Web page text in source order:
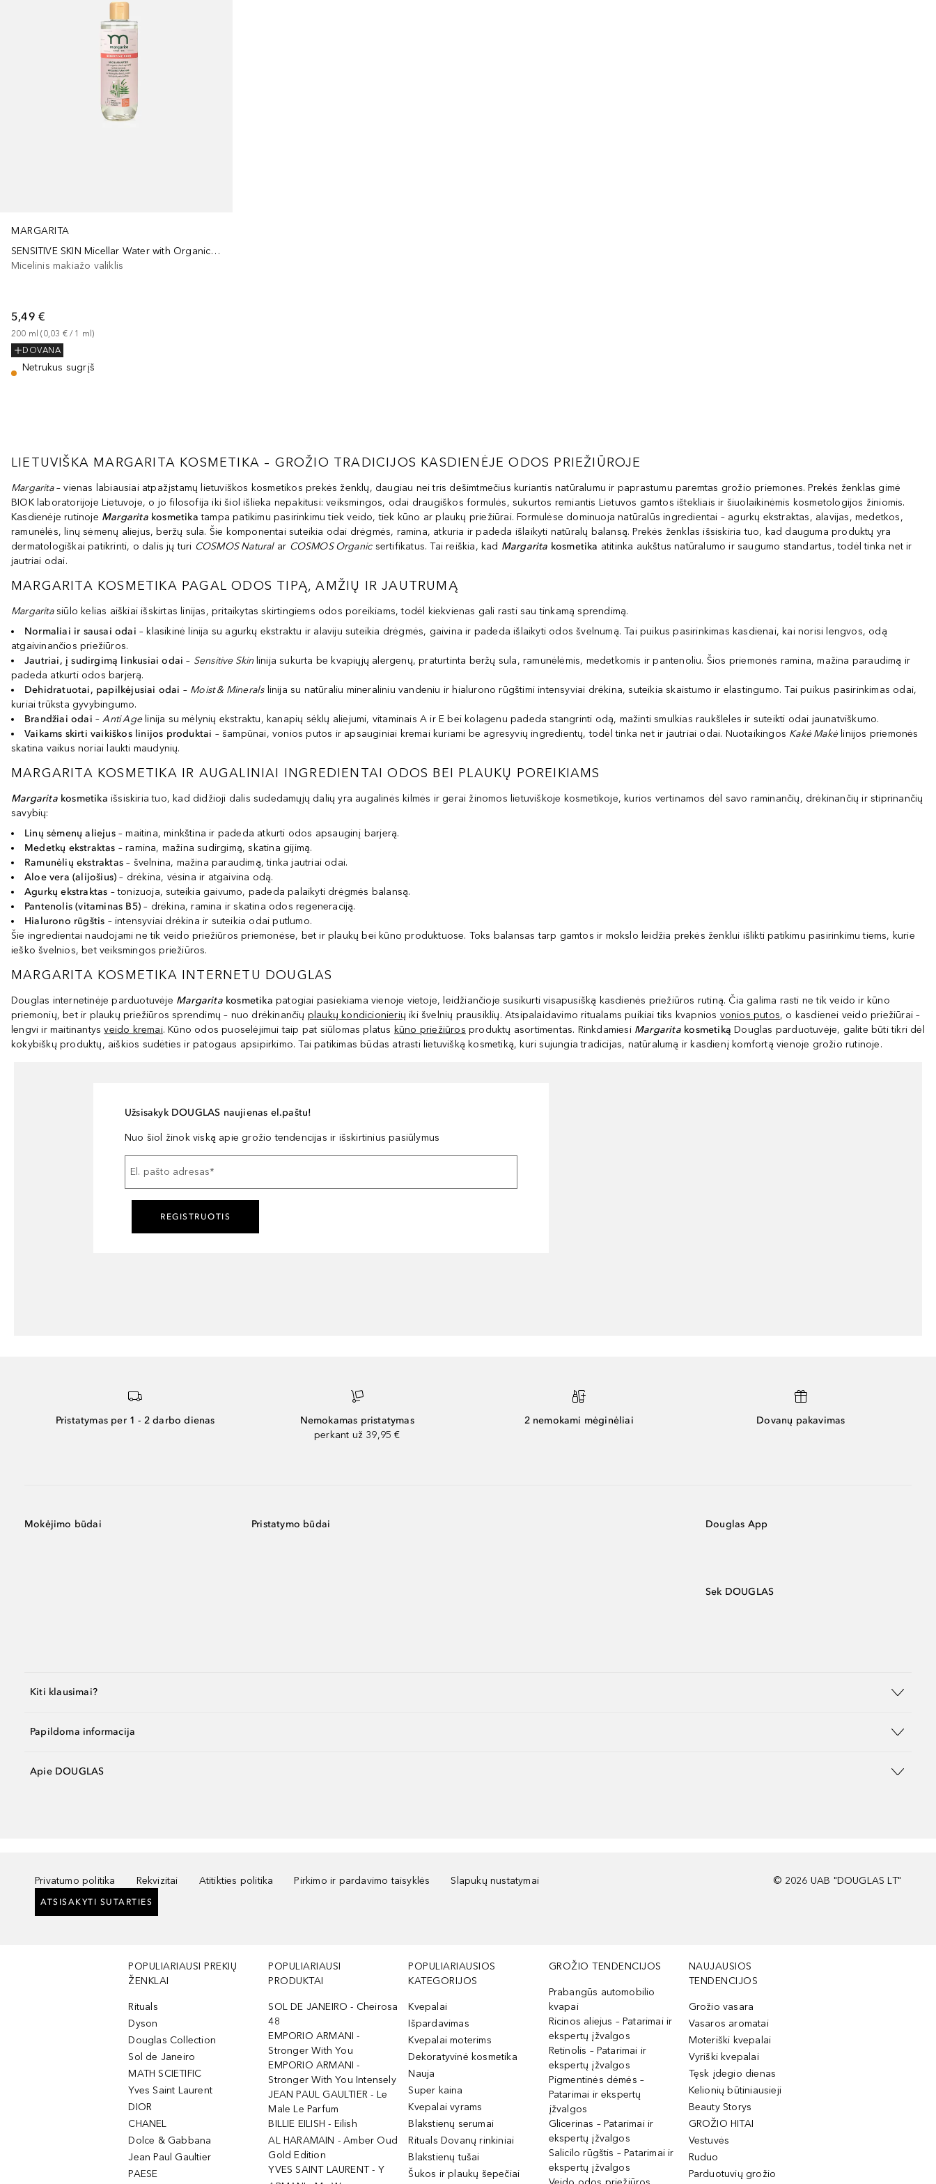
MARGARITA
SENSITIVE SKIN Micellar Water with Organic Birch Sap and Herbal Extracts
Micelinis makiažo valiklis
5,49 €
200 ml (0,03 € / 1 ml)
DOVANA
Netrukus sugrįš
LIETUVIŠKA MARGARITA KOSMETIKA – GROŽIO TRADICIJOS KASDIENĖJE ODOS PRIEŽIŪROJE
Margarita– vienas labiausiai atpažįstamų lietuviškos kosmetikos prekės ženklų, daugiau nei tris dešimtmečius kuriantis natūralumu ir paprastumu paremtas grožio priemones. Prekės ženklas gimė
BIOK laboratorijoje Lietuvoje, o jo filosofija iki šiol išlieka nepakitusi: veiksmingos, odai draugiškos formulės, sukurtos remiantis Lietuvos gamtos ištekliais ir šiuolaikinėmis kosmetologijos žiniomis.
Kasdienėje rutinoje Margaritakosmetika tampa patikimu pasirinkimu tiek veido, tiek kūno ar plaukų priežiūrai. Formulėse dominuoja natūralūs ingredientai – agurkų ekstraktas, alavijas, medetkos,
ramunėlės, linų sėmenų aliejus, beržų sula. Šie komponentai suteikia odai drėgmės, ramina, atkuria ir padeda išlaikyti natūralų balansą. Prekės ženklas išsiskiria tuo, kad dauguma produktų yra
dermatologiškai patikrinti, o dalis jų turi COSMOS Naturalar COSMOS Organicsertifikatus. Tai reiškia, kad Margarita kosmetika atitinka aukštus natūralumo ir saugumo standartus, todėl tinka net ir
jautriai odai.
MARGARITA KOSMETIKA PAGAL ODOS TIPĄ, AMŽIŲ IR JAUTRUMĄ
Margaritasiūlo kelias aiškiai išskirtas linijas, pritaikytas skirtingiems odos poreikiams, todėl kiekvienas gali rasti sau tinkamą sprendimą.
Normaliai ir sausai odai– klasikinė linija su agurkų ekstraktu ir alaviju suteikia drėgmės, gaivina ir padeda išlaikyti odos švelnumą. Tai puikus pasirinkimas kasdienai, kai norisi lengvos, odą
atgaivinančios priežiūros.
Jautriai, į sudirgimą linkusiai odai– Sensitive Skin linija sukurta be kvapiųjų alergenų, praturtinta beržų sula, ramunėlėmis, medetkomis ir pantenoliu. Šios priemonės ramina, mažina paraudimą ir
padeda atkurti odos barjerą.
Dehidratuotai, papilkėjusiai odai – Moist & Mineralslinija su natūraliu mineraliniu vandeniu ir hialurono rūgštimi intensyviai drėkina, suteikia skaistumo ir elastingumo. Tai puikus pasirinkimas odai,
kuriai trūksta gyvybingumo.
Brandžiai odai –Anti Agelinija su mėlynių ekstraktu, kanapių sėklų aliejumi, vitaminais A ir E bei kolagenu padeda stangrinti odą, mažinti smulkias raukšleles ir suteikti odai jaunatviškumo.
Vaikams skirti vaikiškos linijos produktai – šampūnai, vonios putos ir apsauginiai kremai kuriami be agresyvių ingredientų, todėl tinka net ir jautriai odai. Nuotaikingos Kakė Makėlinijos priemonės
skatina vaikus noriai laukti maudynių.
MARGARITA KOSMETIKA IR AUGALINIAI INGREDIENTAI ODOS BEI PLAUKŲ POREIKIAMS
Margaritakosmetika išsiskiria tuo, kad didžioji dalis sudedamųjų dalių yra augalinės kilmės ir gerai žinomos lietuviškoje kosmetikoje, kurios vertinamos dėl savo raminančių, drėkinančių ir stiprinančių
savybių:
Linų sėmenų aliejus– maitina, minkština ir padeda atkurti odos apsauginį barjerą.
Medetkų ekstraktas – ramina, mažina sudirgimą, skatina gijimą.
Ramunėlių ekstraktas – švelnina, mažina paraudimą, tinka jautriai odai.
Aloe vera (alijošius) – drėkina, vėsina ir atgaivina odą.
Agurkų ekstraktas – tonizuoja, suteikia gaivumo, padeda palaikyti drėgmės balansą.
Pantenolis (vitaminas B5) – drėkina, ramina ir skatina odos regeneraciją.
Hialurono rūgštis – intensyviai drėkina ir suteikia odai putlumo.
Šie ingredientai naudojami ne tik veido priežiūros priemonėse, bet ir plaukų bei kūno produktuose. Toks balansas tarp gamtos ir mokslo leidžia prekės ženklui išlikti patikimu pasirinkimu tiems, kurie
ieško švelnios, bet veiksmingos priežiūros.
MARGARITA KOSMETIKA INTERNETU DOUGLAS
Douglas internetinėje parduotuvėje Margaritakosmetika patogiai pasiekiama vienoje vietoje, leidžiančioje susikurti visapusišką kasdienės priežiūros rutiną. Čia galima rasti ne tik veido ir kūno
priemonių, bet ir plaukų priežiūros sprendimų – nuo drėkinančių plaukų kondicionierių iki švelnių prausiklių. Atsipalaidavimo ritualams puikiai tiks kvapnios vonios putos, o kasdienei veido priežiūrai –
lengvi ir maitinantysveido kremai. Kūno odos puoselėjimui taip pat siūlomas platus kūno priežiūros produktų asortimentas. Rinkdamiesi Margaritakosmetiką Douglas parduotuvėje, galite būti tikri dėl
kokybiškų produktų, aiškios sudėties ir patogaus apsipirkimo. Tai patikimas būdas atrasti lietuvišką kosmetiką, kuri sujungia tradicijas, natūralumą ir kasdienį komfortą vienoje grožio rutinoje.
Užsisakyk DOUGLAS naujienas el.paštu!
Nuo šiol žinok viską apie grožio tendencijas ir išskirtinius pasiūlymus
El. pašto adresas*
REGISTRUOTIS
Pristatymas per 1 - 2 darbo dienas
Nemokamas pristatymas
perkant už 39,95 €
2 nemokami mėginėliai Dovanų pakavimas
Mokėjimo būdai Pristatymo būdai Douglas App
Sek DOUGLAS
Kiti klausimai?
Papildoma informacija
Apie DOUGLAS
Privatumo politika Rekvizitai Atitikties politika Pirkimo ir pardavimo taisyklės Slapukų nustatymai
ATSISAKYTI SUTARTIES
© 2026 UAB "DOUGLAS LT"
POPULIARIAUSI PREKIŲ
ŽENKLAI
Rituals
Dyson
Douglas Collection
Sol de Janeiro
MATH SCIETIFIC
Yves Saint Laurent
DIOR
CHANEL
Dolce & Gabbana
Jean Paul Gaultier
PAESE
POPULIARIAUSI
PRODUKTAI
SOL DE JANEIRO - Cheirosa
48
EMPORIO ARMANI -
Stronger With You
EMPORIO ARMANI -
Stronger With You Intensely
JEAN PAUL GAULTIER - Le
Male Le Parfum
BILLIE EILISH - Eilish
AL HARAMAIN - Amber Oud
Gold Edition
YVES SAINT LAURENT - Y
POPULIARIAUSIOS
KATEGORIJOS
Kvepalai
Išpardavimas
Kvepalai moterims
Dekoratyvinė kosmetika
Nauja
Super kaina
Kvepalai vyrams
Blakstienų serumai
Rituals Dovanų rinkiniai
Blakstienų tušai
Šukos ir plaukų šepečiai
GROŽIO TENDENCIJOS
Prabangūs automobilio
kvapai
Ricinos aliejus – Patarimai ir
ekspertų įžvalgos
Retinolis – Patarimai ir
ekspertų įžvalgos
Pigmentinės dėmės –
Patarimai ir ekspertų
įžvalgos
Glicerinas – Patarimai ir
ekspertų įžvalgos
Salicilo rūgštis – Patarimai ir
ekspertų įžvalgos
NAUJAUSIOS
TENDENCIJOS
Grožio vasara
Vasaros aromatai
Moteriški kvepalai
Vyriški kvepalai
Tęsk įdegio dienas
Kelionių būtiniausieji
Beauty Storys
GROŽIO HITAI
Vestuvės
Ruduo
Parduotuvių grožio